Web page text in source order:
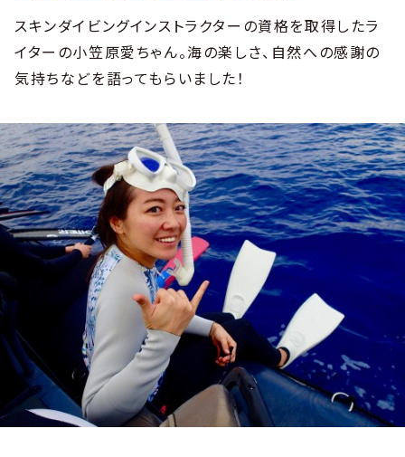
スキンダイビングインストラクターの資格を取得したラ
イターの小笠原愛ちゃん。海の楽しさ、自然への感謝の
気持ちなどを語ってもらいました！